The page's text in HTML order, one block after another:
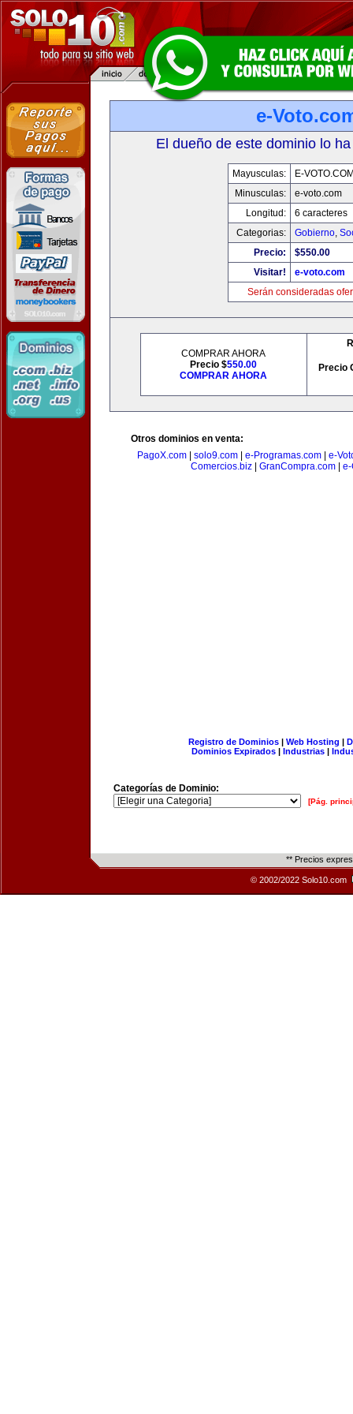
e-
El dueño de este dominio lo
Mayusculas:
E-
Minusculas:
e-voto.com
Longitud:
6 caracteres
Categorias:
Gobierno,
Precio:
$550.00
Visitar!
e-voto.com
Serán consideradas
COMPRAR AHORA
Precio $550.00
COMPRAR AHORA
Precio
Otros dominios en venta:
PagoX.com
solo9.com e-Programas.com
e-
Comercios.biz| GranCompra.com| e-
Registro de Dominios| Web Hosting |
Dominios Expirados | Industrias |
Categorías de Dominio:
[Pág.
** Precios
© 2002/2022 Solo10.com